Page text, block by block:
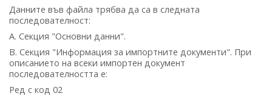
Данните във файла трябва да са в следната
последователност:
A. Секция "Основни данни".
B. Секция "Информация за импортните документи". При
описанието на всеки импортен документ
последователността е:
Ред с код 02